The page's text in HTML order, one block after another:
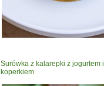
Surówka z kalarepki z jogurtem i
koperkiem